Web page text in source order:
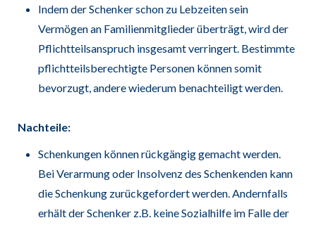
Indem der Schenker schon zu Lebzeiten sein
Vermögen an Familienmitglieder überträgt, wird der
Pflichtteilsanspruch insgesamt verringert. Bestimmte
pflichtteilsberechtigte Personen können somit
bevorzugt, andere wiederum benachteiligt werden.
Nachteile:
Schenkungen können rückgängig gemacht werden.
Bei Verarmung oder Insolvenz des Schenkenden kann
die Schenkung zurückgefordert werden. Andernfalls
erhält der Schenker z.B. keine Sozialhilfe im Falle der